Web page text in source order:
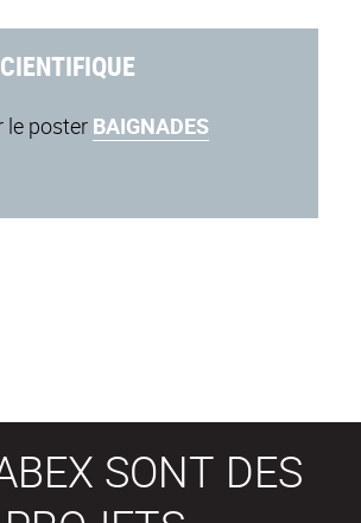
le poster BAIGNADES
SONT DES